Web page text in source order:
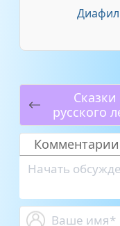
Сказки
русского
Комментарии